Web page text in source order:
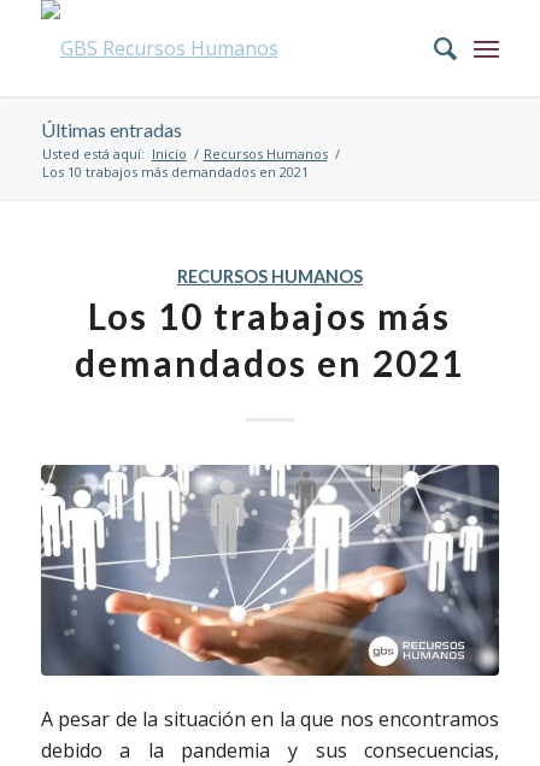
Últimas entradas
Usted está aquí: Inicio / Recursos Humanos /
Los 10 trabajos más demandados en 2021
RECURSOS HUMANOS
Los 10 trabajos más
demandados en 2021
A pesar de la situación en la que nos encontramos
debido a la pandemia y sus consecuencias,